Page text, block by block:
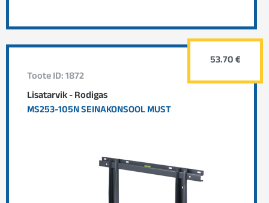
Toote ID: 1872
Lisatarvik - Rodigas
MS253-105N SEINAKONSOOL MUST
53.70 €